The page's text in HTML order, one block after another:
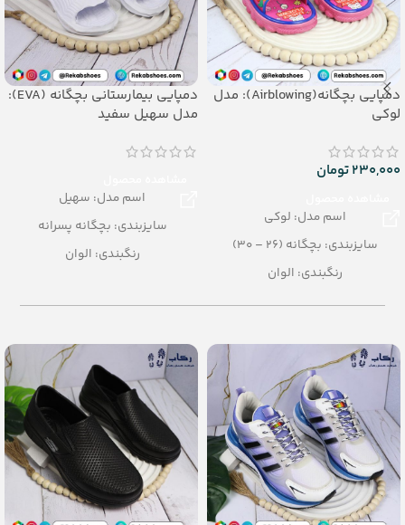
دمپایی بچگانه(Airblowing): مدل
لوکی
230,000تومان
اسم مدل: لوکی
سایزبندی: بچگانه (26 – 30)
رنگبندی: الوان
تعداد در کارتن: 24 جفت
دمپایی بیمارستانی بچگانه (EVA):
مدل سهیل سفید
اسم مدل: سهیل
سایزبندی: بچگانه پسرانه
رنگبندی: الوان
جنس: EVA